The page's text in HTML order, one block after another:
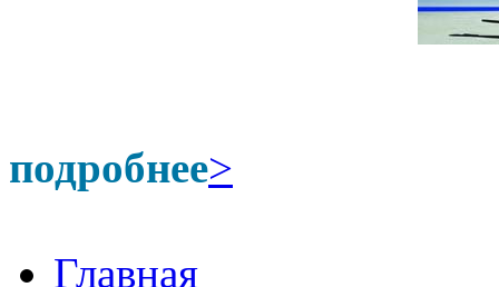
подробнее>
Главная